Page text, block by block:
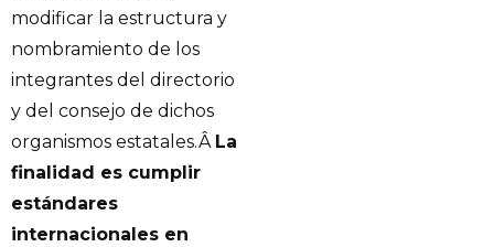
modificar la estructura y
nombramiento de los
integrantes del directorio
y del consejo de dichos
organismos estatales.Â La
finalidad es cumplir
estándares
internacionales en